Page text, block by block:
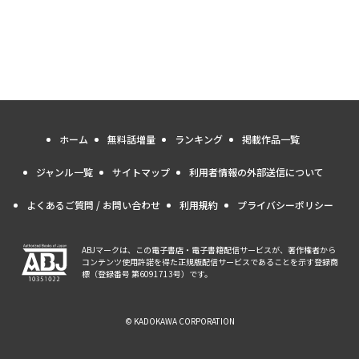
ホーム 無料話増量 ランキング 掲載作品一覧
ジャンル一覧 サイトマップ 利用者情報の外部送信について
よくあるご質問 / お問い合わせ 利用規約 プライバシーポリシー
ABJマークは、この電子書店・電子書籍配信サービスが、著作権者から
コンテンツ使用許諾を得た正規版配信サービスであることを示す登録商
標（登録番号 第6091713号）です。
© KADOKAWA CORPORATION